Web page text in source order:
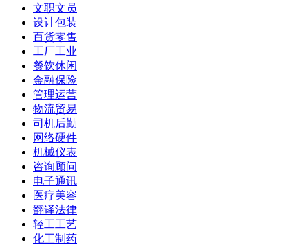
文职文员
设计包装
百货零售
工厂工业
餐饮休闲
金融保险
管理运营
物流贸易
司机后勤
网络硬件
机械仪表
咨询顾问
电子通讯
医疗美容
翻译法律
轻工工艺
化工制药